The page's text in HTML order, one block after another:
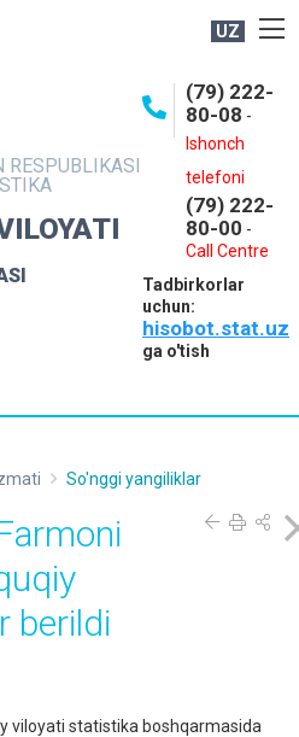
UZ
RESPUBLIKASI
(79) 222-
80-08 -
Ishonch
telefoni
(79) 222-
80-00 -
Call Centre
Tadbirkorlar
uchun:
hisobot.stat.uz
ga o'tish
XIZMATLAR
So'nggi yangiliklar
berildi
viloyati statistika boshqarmasida